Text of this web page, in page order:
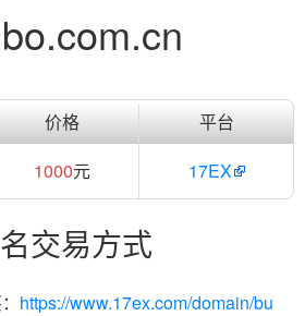
价格
平台
1000元 17EX
交易方式
https://www.17ex.com/domain/bu